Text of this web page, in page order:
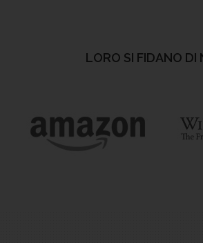
LORO SI FIDANO DI